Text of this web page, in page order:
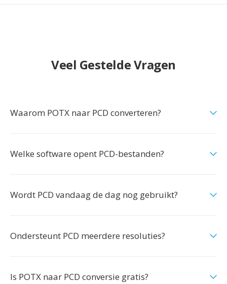
Veel Gestelde Vragen
Waarom POTX naar PCD converteren?
Welke software opent PCD-bestanden?
Wordt PCD vandaag de dag nog gebruikt?
Ondersteunt PCD meerdere resoluties?
Is POTX naar PCD conversie gratis?